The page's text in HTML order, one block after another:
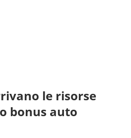
le risorse
bonus auto